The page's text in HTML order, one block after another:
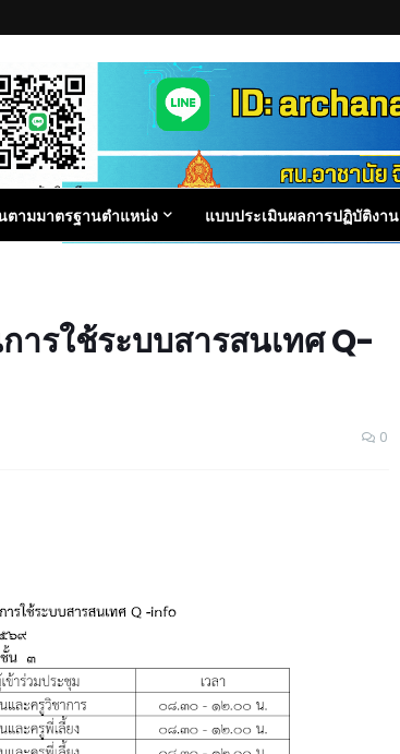
ตามมาตรฐานตำแหน่ง แบบประเมินผลการปฏิบัติงาน
ารใช้ระบบสารสนเทศ Q-
0